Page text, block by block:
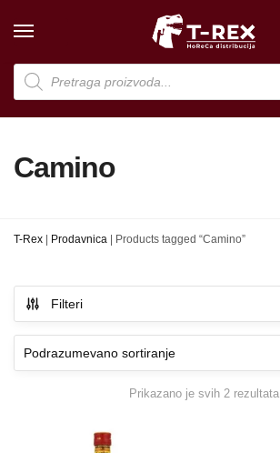
Products
search
Camino
T-Rex | Prodavnica | Products tagged “Camino”
Filteri
Prikazano je svih 2 rezultata